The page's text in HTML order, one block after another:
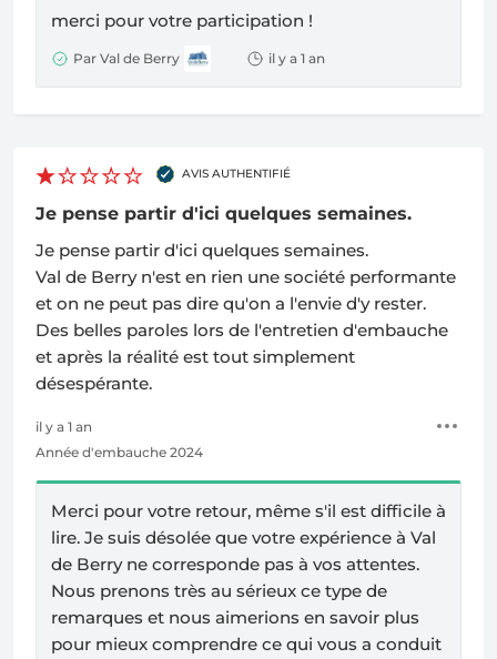
merci pour votre participation !
Par Val de Berry il y a 1 an
AVIS AUTHENTIFIÉ
Je pense partir d'ici quelques semaines.
Je pense partir d'ici quelques semaines.
Val de Berry n'est en rien une société performante
et on ne peut pas dire qu'on a l'envie d'y rester.
Des belles paroles lors de l'entretien d'embauche
et après la réalité est tout simplement
désespérante.
il y a 1 an
Année d'embauche 2024
Merci pour votre retour, même s'il est difficile à
lire. Je suis désolée que votre expérience à Val
de Berry ne corresponde pas à vos attentes.
Nous prenons très au sérieux ce type de
remarques et nous aimerions en savoir plus
pour mieux comprendre ce qui vous a conduit